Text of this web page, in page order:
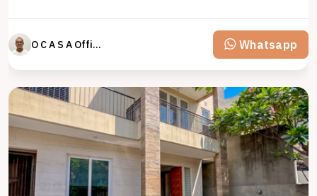
O C A S A Official property perfected Whatsapp